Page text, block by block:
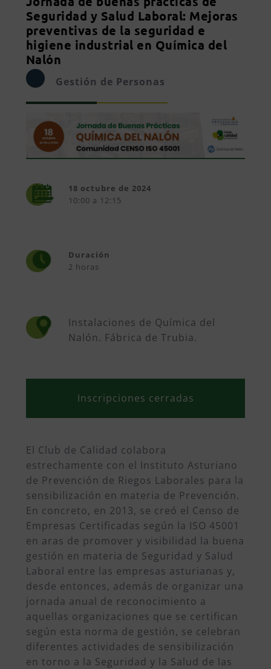
Seguridad y Salud Laboral: Mejoras
preventivas de la seguridad e
higiene industrial en Química del
Nalón
Gestión de Personas
18 octubre de 2024
10:00 a 12:15
Duración
2 horas
Instalaciones de Química del
Nalón. Fábrica de Trubia.
Inscripciones cerradas
El Club de Calidad colabora
estrechamente con el Instituto Asturiano
de Prevención de Riegos Laborales para la
sensibilización en materia de Prevención.
En concreto, en 2013, se creó el Censo de
Empresas Certificadas según la ISO 45001
en aras de promover y visibilidad la buena
gestión en materia de Seguridad y Salud
Laboral entre las empresas asturianas y,
desde entonces, además de organizar una
jornada anual de reconocimiento a
aquellas organizaciones que se certifican
según esta norma de gestión, se celebran
diferentes actividades de sensibilización
en torno a la Seguridad y la Salud de las